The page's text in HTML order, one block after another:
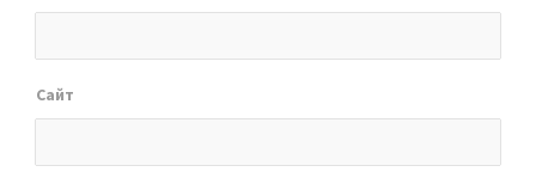
Сайт